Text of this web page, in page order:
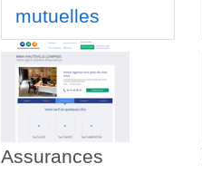
mutuelles
Assurances